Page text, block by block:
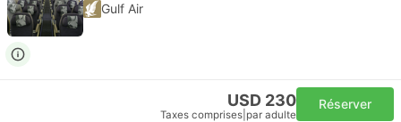
Gulf Air
USD 230
Taxes comprises par adulte
Réserver